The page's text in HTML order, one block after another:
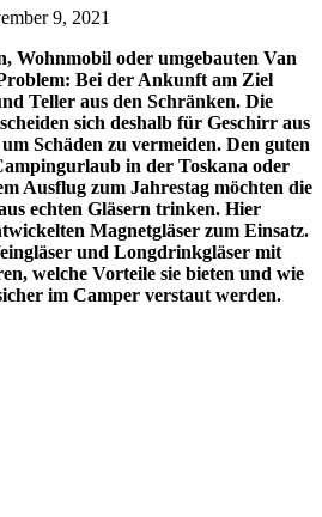
9, 2021
Wohnmobil oder umgebauten Van
Bei der Ankunft am Ziel
Teller aus den Schränken. Die
sich deshalb für Geschirr aus
Schäden zu vermeiden. Den guten
in der Toskana oder
Ausflug zum Jahrestag möchten die
echten Gläsern trinken. Hier
Magnetgläser zum Einsatz.
und Longdrinkgläser mit
welche Vorteile sie bieten und wie
im Camper verstaut werden.